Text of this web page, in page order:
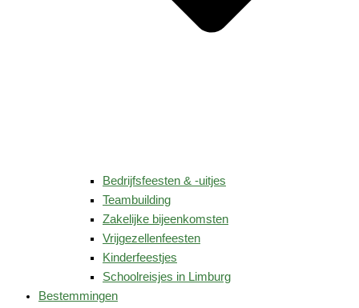
Bedrijfsfeesten & -uitjes
Teambuilding
Zakelijke bijeenkomsten
Vrijgezellenfeesten
Kinderfeestjes
Schoolreisjes in Limburg
Bestemmingen